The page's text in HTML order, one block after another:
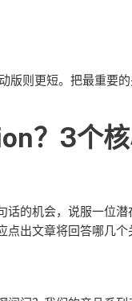
则更短。把最重要
？3个
的机会，说服一位潜
出文章将回答哪几个